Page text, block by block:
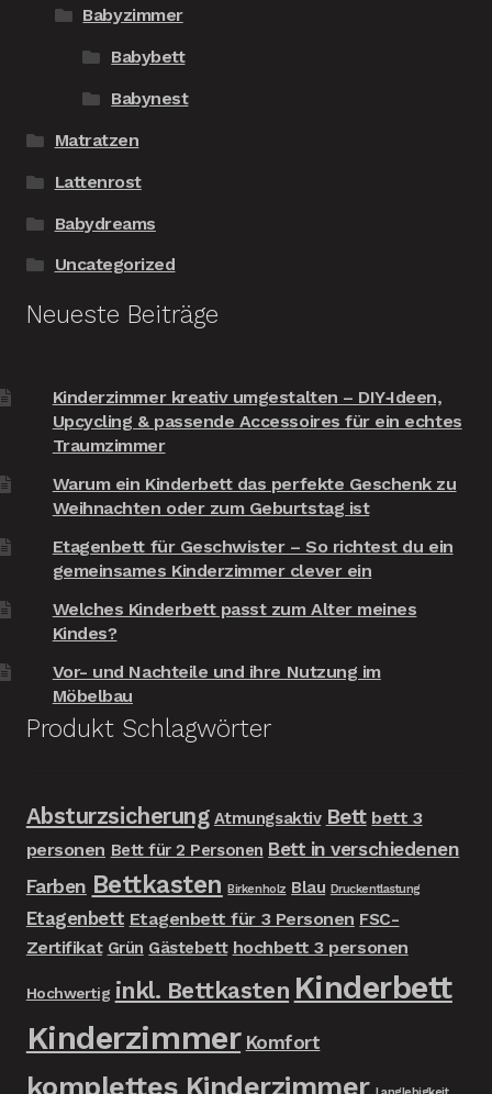
Babyzimmer
Babybett
Babynest
Matratzen
Lattenrost
Babydreams
Uncategorized
Neueste Beiträge
Kinderzimmer kreativ umgestalten – DIY‑Ideen,
Upcycling & passende Accessoires für ein echtes
Traumzimmer
Warum ein Kinderbett das perfekte Geschenk zu
Weihnachten oder zum Geburtstag ist
Etagenbett für Geschwister – So richtest du ein
gemeinsames Kinderzimmer clever ein
Welches Kinderbett passt zum Alter meines
Kindes?
Vor- und Nachteile und ihre Nutzung im
Möbelbau
Produkt Schlagwörter
Absturzsicherung Atmungsaktiv Bett bett 3
personen Bett für 2 Personen Bett in verschiedenen
Farben Bettkasten Birkenholz Blau Druckentlastung
Etagenbett Etagenbett für 3 Personen FSC-
Zertifikat Grün Gästebett hochbett 3 personen
Hochwertig inkl. Bettkasten Kinderbett
Kinderzimmer Komfort
komplettes Kinderzimmer